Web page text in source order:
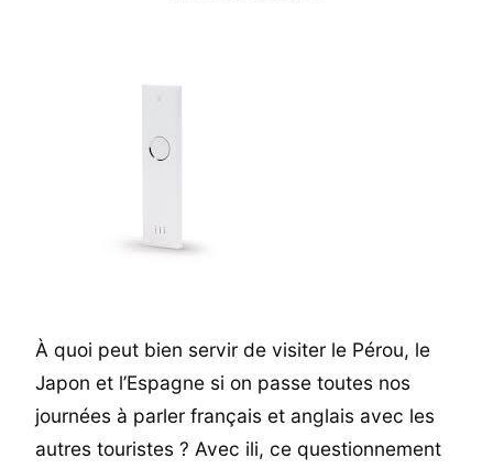
À quoi peut bien servir de visiter le Pérou, le
Japon et l’Espagne si on passe toutes nos
journées à parler français et anglais avec les
autres touristes ? Avec ili, ce questionnement